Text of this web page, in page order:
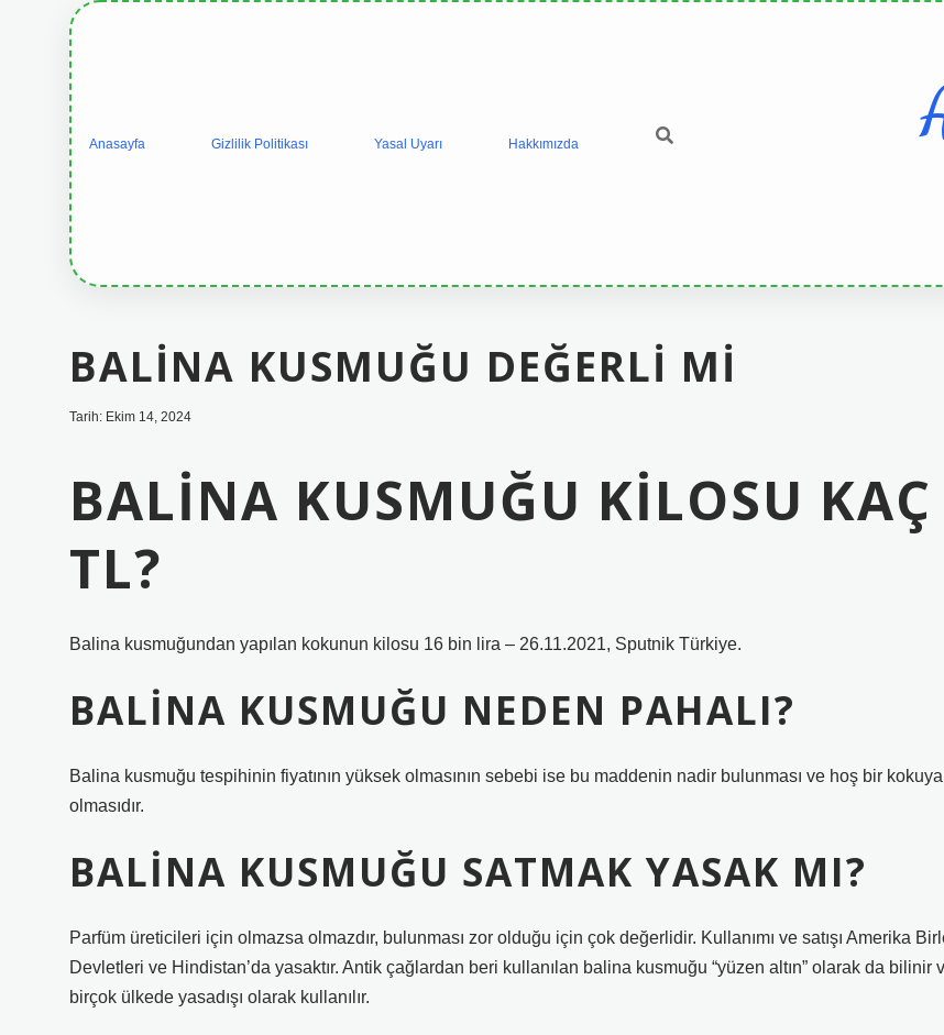
Anasayfa Gizlilik Politikası Yasal Uyarı Hakkımızda
BALINA KUSMUĞU DEĞERLI MI
Tarih: Ekim 14, 2024
BALINA KUSMUĞU KILOSU KAÇ
TL?
Balina kusmuğundan yapılan kokunun kilosu 16 bin lira – 26.11.2021, Sputnik Türkiye.
BALINA KUSMUĞU NEDEN PAHALI?
Balina kusmuğu tespihinin fiyatının yüksek olmasının sebebi ise bu maddenin nadir bulunması ve hoş bir
olmasıdır.
BALINA KUSMUĞU SATMAK YASAK MI?
Parfüm üreticileri için olmazsa olmazdır, bulunması zor olduğu için çok değerlidir. Kullanımı ve satışı Amerika
Devletleri ve Hindistan’da yasaktır. Antik çağlardan beri kullanılan balina kusmuğu “yüzen altın” olarak da bilinir
birçok ülkede yasadışı olarak kullanılır.